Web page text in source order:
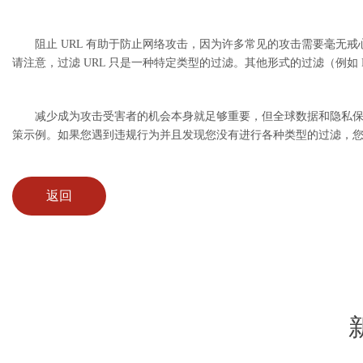
阻止 URL 有助于防止网络攻击，因为许多常见的攻击需要毫无戒
请注意，过滤 URL 只是一种特定类型的过滤。其他形式的过滤（例
减少成为攻击受害者的机会本身就足够重要，但全球数据和隐私保
策示例。如果您遇到违规行为并且发现您没有进行各种类型的过滤，
返回